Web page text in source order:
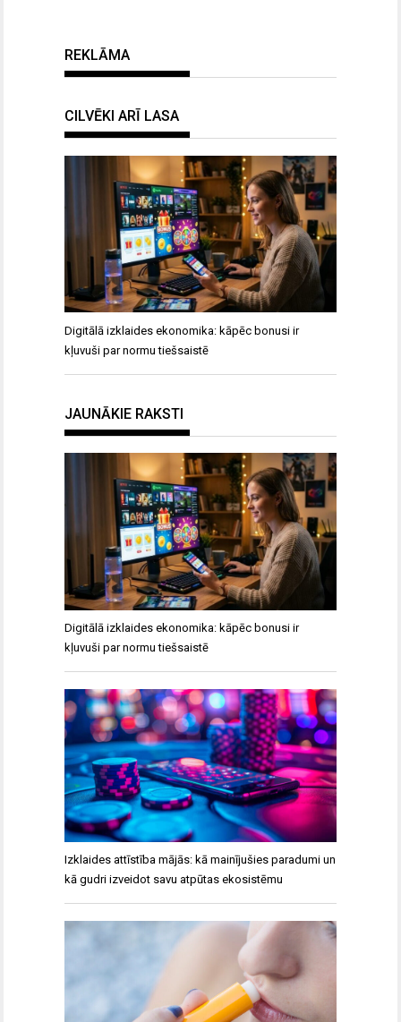
REKLĀMA
CILVĒKI ARĪ LASA
Digitālā izklaides ekonomika: kāpēc bonusi ir
kļuvuši par normu tiešsaistē
JAUNĀKIE RAKSTI
Digitālā izklaides ekonomika: kāpēc bonusi ir
kļuvuši par normu tiešsaistē
Izklaides attīstība mājās: kā mainījušies paradumi un
kā gudri izveidot savu atpūtas ekosistēmu